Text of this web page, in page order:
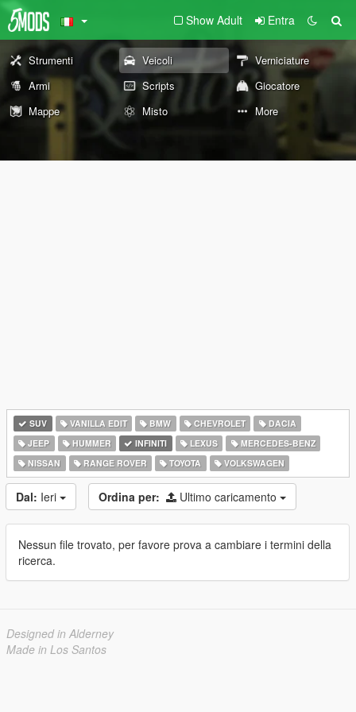
Show Adult Entra
Strumenti Veicoli
Verniciature
Armi
Scripts
Giocatore
Mappe
Misto More
SUV VANILLA EDIT BMW CHEVROLET
DACIA
JEEP
HUMMER INFINITI LEXUS
MERCEDES-BENZ
NISSAN
RANGE ROVER TOYOTA VOLKSWAGEN
Dal: Ieri Ordina per: Ultimo caricamento
Nessun file trovato, per favore prova a cambiare i termini della
ricerca.
Designed in Alderney
Made in Los Santos